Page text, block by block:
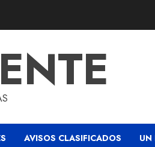
AVISOS CLASIFICADOS UN